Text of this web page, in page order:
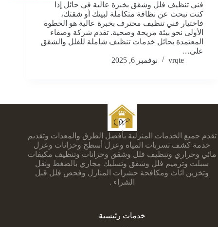
فني تنظيف فلل وشقق بخبرة عالية في حائل إذا
كنت تبحث عن نظافة متكاملة لبيتك أو شقتك،
فاختيار فني تنظيف محترف بخبرة عالية هو الخطوة
الأولى نحو بيئة مريحة وصحية. تقدم شركة وصفاء
المعتمدة بحائل خدمات تنظيف شاملة للفلل والشقق
على…
vrqte
نوفمبر 6, 2025
تقدم جميع الخدمات المنزلية بأفضل الطرق والمعدات وتقديم
خدمة كشف تسربات المياه وعزل أسطح وخزانات وعزل
مائي وحراري وتنظيف فلل وشقق وخزانات وتنظيف مكيفات
سبلت وترميم فلل وشقق وتسليك مجاري بالضغط ونقل
وتخزين اثاث ومكافحة حشرات المنازل وفحص فلل قبل
الشراء .
خدمات رئيسية